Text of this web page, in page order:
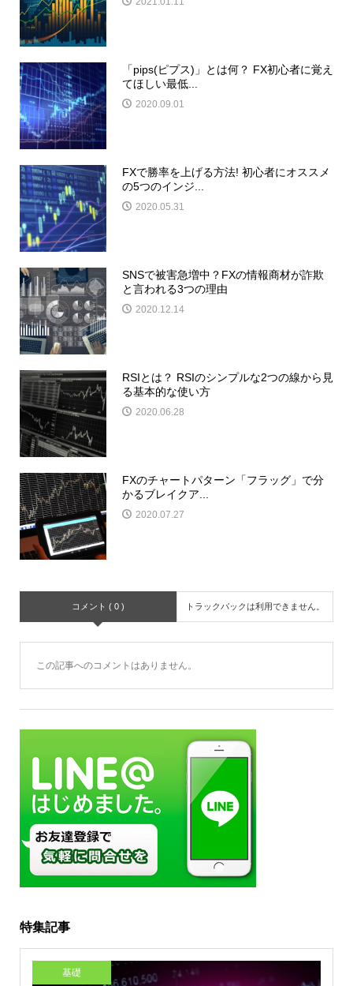
「pips(ピプス)」とは何？ FX初心者に覚え
てほしい最低...
2020.09.01
FXで勝率を上げる方法! 初心者にオススメ
の5つのインジ...
2020.05.31
SNSで被害急増中？FXの情報商材が詐欺
と言われる3つの理由
2020.12.14
RSIとは？ RSIのシンプルな2つの線から見
る基本的な使い方
2020.06.28
FXのチャートパターン「フラッグ」で分
かるブレイクア...
2020.07.27
コメント ( 0 ) トラックバックは利用できません。
この記事へのコメントはありません。
特集記事
基礎